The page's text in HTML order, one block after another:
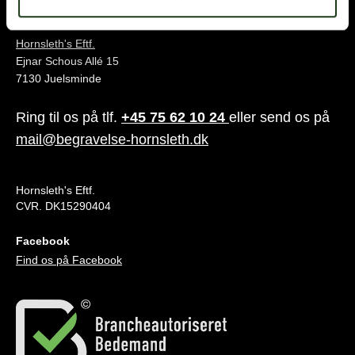
Hornsleth's Eftf.
Ejnar Schous Allé 15
7130 Juelsminde
Ring til os på tlf. +45 75 62 10 24 eller send os på
mail@begravelse-hornsleth.dk
Hornsleth's Eftf.
CVR. DK15290404
Facebook
Find os på Facebook